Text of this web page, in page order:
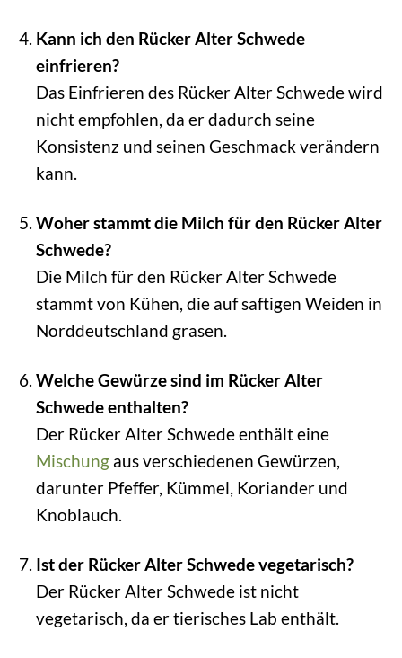
Kann ich den Rücker Alter Schwede
einfrieren?
Das Einfrieren des Rücker Alter Schwede wird
nicht empfohlen, da er dadurch seine
Konsistenz und seinen Geschmack verändern
kann.
Woher stammt die Milch für den Rücker Alter
Schwede?
Die Milch für den Rücker Alter Schwede
stammt von Kühen, die auf saftigen Weiden in
Norddeutschland grasen.
Welche Gewürze sind im Rücker Alter
Schwede enthalten?
Der Rücker Alter Schwede enthält eine
Mischungaus verschiedenen Gewürzen,
darunter Pfeffer, Kümmel, Koriander und
Knoblauch.
Ist der Rücker Alter Schwede vegetarisch?
Der Rücker Alter Schwede ist nicht
vegetarisch, da er tierisches Lab enthält.